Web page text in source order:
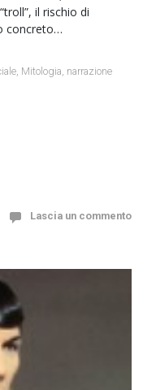
il rischio di
concreto…
, Mitologia, narrazione
Lascia un commento